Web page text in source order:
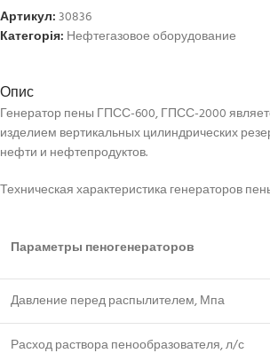
Артикул:30836
Категорія: Нефтегазовое оборудование
Опис
Генератор пены ГПСС-600, ГПСС-2000
изделием вертикальных цилиндрических
нефти и нефтепродуктов.
Техническая характеристика генераторов
Параметры пеногенераторов
Давление перед распылителем, Мпа
Расход раствора пенообразователя, л/с